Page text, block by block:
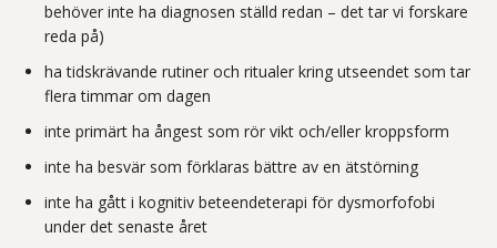
behöver inte ha diagnosen ställd redan – det tar vi forskare
reda på)
ha tidskrävande rutiner och ritualer kring utseendet som tar
flera timmar om dagen
inte primärt ha ångest som rör vikt och/eller kroppsform
inte ha besvär som förklaras bättre av en ätstörning
inte ha gått i kognitiv beteendeterapi för dysmorfofobi
under det senaste året